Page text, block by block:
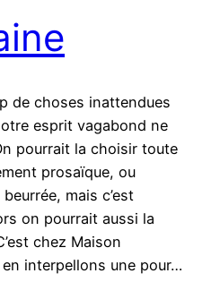
de choses inattendues
esprit vagabond ne
pourrait la choisir toute
prosaïque, ou
mais c’est
on pourrait aussi la
chez Maison
interpellons une pour…